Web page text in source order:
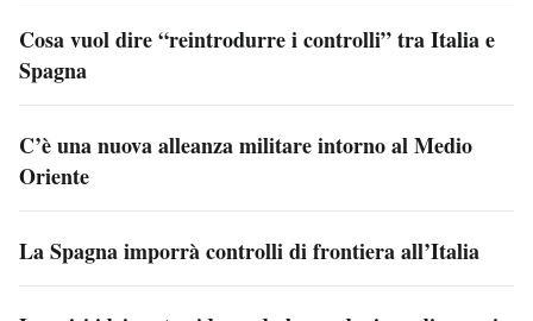
Cosa vuol dire “reintrodurre i controlli” tra Italia e
Spagna
C’è una nuova alleanza militare intorno al Medio
Oriente
La Spagna imporrà controlli di frontiera all’Italia